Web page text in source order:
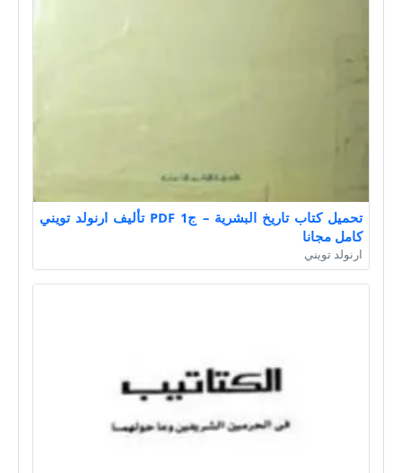
تحميل كتاب تاريخ البشرية – ج1 PDF تأليف ارنولد تويني
كامل مجانا
ارنولد تويني